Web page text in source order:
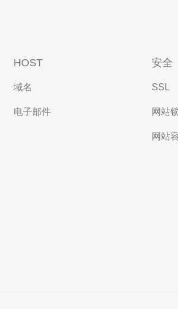
HOST
域名
电子邮件
安全
SSL
网站
网站